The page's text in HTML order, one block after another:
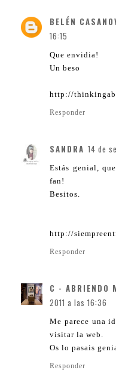
BELÉN
16:15
Que envidia!
Un beso
http://
Responder
SANDRA 14 de
Estás genial,
fan!
Besitos.
http://
Responder
C - ABRIENDO
2011 a las 16:36
Me parece una
visitar la web.
Os lo pasais
Responder